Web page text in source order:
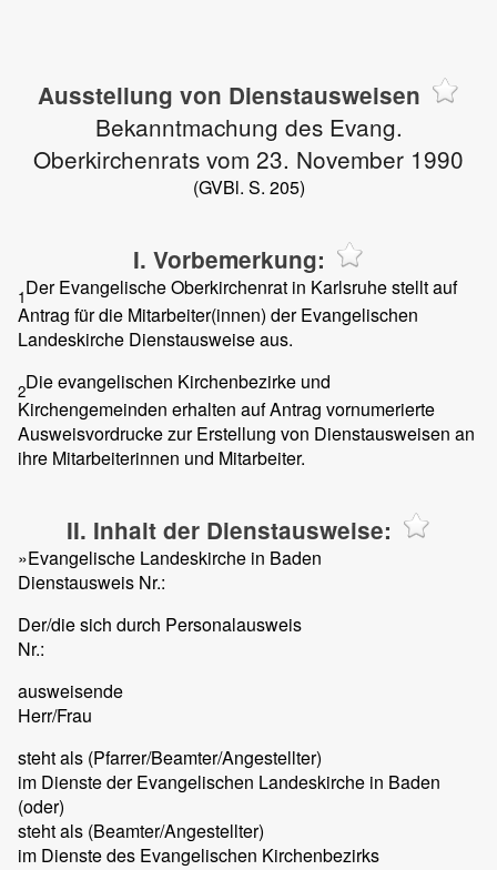
Ausstellung von Dienstausweisen
Bekanntmachung des Evang.
Oberkirchenrats vom 23. November 1990
(GVBl. S. 205)
I. Vorbemerkung:
1Der Evangelische Oberkirchenrat in Karlsruhe stellt auf
Antrag für die Mitarbeiter(innen) der Evangelischen
Landeskirche Dienstausweise aus.
2Die evangelischen Kirchenbezirke und
Kirchengemeinden erhalten auf Antrag vornumerierte
Ausweisvordrucke zur Erstellung von Dienstausweisen an
ihre Mitarbeiterinnen und Mitarbeiter.
II. Inhalt der Dienstausweise:
»Evangelische Landeskirche in Baden
Dienstausweis Nr.:
Der/die sich durch Personalausweis
Nr.:
ausweisende
Herr/Frau
steht als (Pfarrer/Beamter/Angestellter)
im Dienste der Evangelischen Landeskirche in Baden
(oder)
steht als (Beamter/Angestellter)
im Dienste des Evangelischen Kirchenbezirks